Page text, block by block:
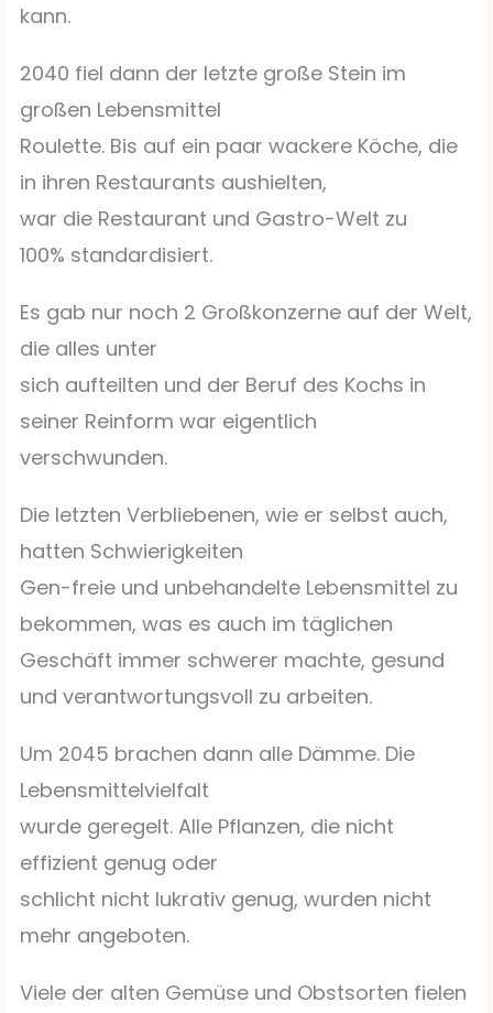
kann.
2040 fiel dann der letzte große Stein im
großen Lebensmittel
Roulette. Bis auf ein paar wackere Köche, die
in ihren Restaurants aushielten,
war die Restaurant und Gastro-Welt zu
100% standardisiert.
Es gab nur noch 2 Großkonzerne auf der Welt,
die alles unter
sich aufteilten und der Beruf des Kochs in
seiner Reinform war eigentlich
verschwunden.
Die letzten Verbliebenen, wie er selbst auch,
hatten Schwierigkeiten
Gen-freie und unbehandelte Lebensmittel zu
bekommen, was es auch im täglichen
Geschäft immer schwerer machte, gesund
und verantwortungsvoll zu arbeiten.
Um 2045 brachen dann alle Dämme. Die
Lebensmittelvielfalt
wurde geregelt. Alle Pflanzen, die nicht
effizient genug oder
schlicht nicht lukrativ genug, wurden nicht
mehr angeboten.
Viele der alten Gemüse und Obstsorten fielen